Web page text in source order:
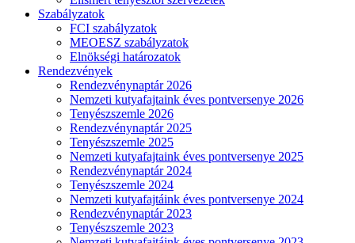
Szabályzatok
FCI szabályzatok
MEOESZ szabályzatok
Elnökségi határozatok
Rendezvények
Rendezvénynaptár 2026
Nemzeti kutyafajtaink éves pontversenye 2026
Tenyészszemle 2026
Rendezvénynaptár 2025
Tenyészszemle 2025
Nemzeti kutyafajtaink éves pontversenye 2025
Rendezvénynaptár 2024
Tenyészszemle 2024
Nemzeti kutyafajtáink éves pontversenye 2024
Rendezvénynaptár 2023
Tenyészszemle 2023